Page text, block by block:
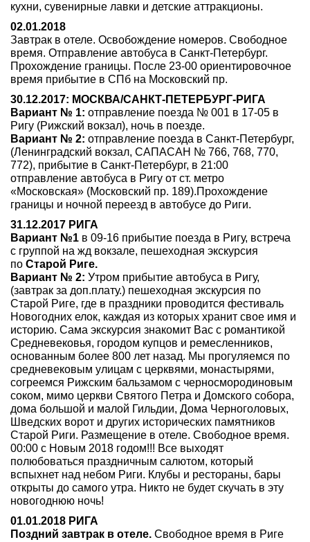
кухни, сувенирные лавки и детские аттракционы.
02.01.2018
Завтрак в отеле. Освобождение номеров. Свободное
время. Отправление автобуса в Санкт-Петербург.
Прохождение границы. После 23-00 ориентировочное
время прибытие в СПб на Московский пр.
30.12.2017: МОСКВА/САНКТ-ПЕТЕРБУРГ-РИГА
Вариант № 1: отправление поезда № 001 в 17-05 в
Ригу (Рижский вокзал), ночь в поезде.
Вариант № 2: отправление поезда в Cанкт-Петербург,
(Ленинградский вокзал, САПАСАН № 766, 768, 770,
772), прибытие в Санкт-Петербург, в 21:00
отправление автобуса в Ригу от ст. метро
«Московская» (Московский пр. 189).Прохождение
границы и ночной переезд в автобусе до Риги.
31.12.2017 РИГА
Вариант №1 в 09-16 прибытие поезда в Ригу, встреча
с группой на жд вокзале, пешеходная экскурсия
по Старой Риге.
Вариант № 2: Утром прибытие автобуса в Ригу,
(завтрак за доп.плату.) пешеходная экскурсия по
Старой Риге, где в праздники проводится фестиваль
Новогодних елок, каждая из которых хранит свое имя и
историю. Сама экскурсия знакомит Вас с романтикой
Средневековья, городом купцов и ремесленников,
основанным более 800 лет назад. Мы прогуляемся по
средневековым улицам с церквями, монастырями,
согреемся Рижским бальзамом с черносмородиновым
соком, мимо церкви Святого Петра и Домского собора,
дома большой и малой Гильдии, Дома Черноголовых,
Шведских ворот и других исторических памятников
Старой Риги. Размещение в отеле. Свободное время.
00:00 с Новым 2018 годом!!! Все выходят
полюбоваться праздничным салютом, который
вспыхнет над небом Риги. Клубы и рестораны, бары
открыты до самого утра. Никто не будет скучать в эту
новогоднюю ночь!
01.01.2018 РИГА
Поздний завтрак в отеле. Свободное время в Риге